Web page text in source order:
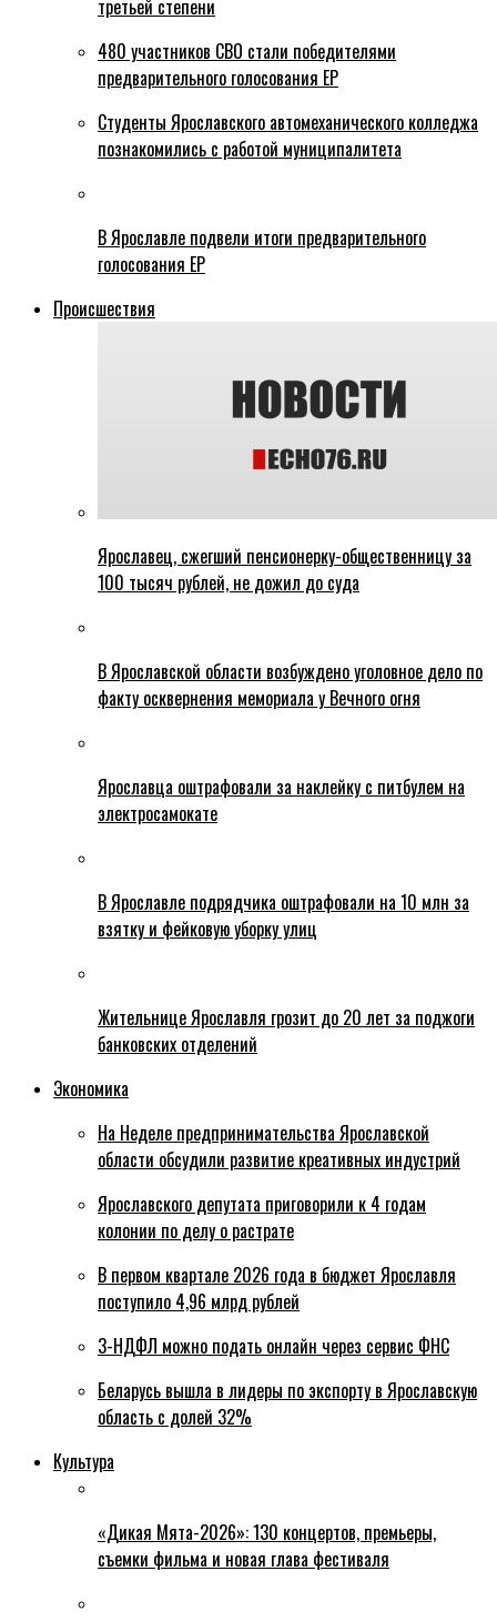
третьей степени
480 участников СВО стали победителями
предварительного голосования ЕР
Студенты Ярославского автомеханического колледжа
познакомились с работой муниципалитета
В Ярославле подвели итоги предварительного
голосования ЕР
Происшествия
Ярославец, сжегший пенсионерку-общественницу за
100 тысяч рублей, не дожил до суда
В Ярославской области возбуждено уголовное дело по
факту осквернения мемориала у Вечного огня
Ярославца оштрафовали за наклейку с питбулем на
электросамокате
В Ярославле подрядчика оштрафовали на 10 млн за
взятку и фейковую уборку улиц
Жительнице Ярославля грозит до 20 лет за поджоги
банковских отделений
Экономика
На Неделе предпринимательства Ярославской
области обсудили развитие креативных индустрий
Ярославского депутата приговорили к 4 годам
колонии по делу о растрате
В первом квартале 2026 года в бюджет Ярославля
поступило 4,96 млрд рублей
3-НДФЛ можно подать онлайн через сервис ФНС
Беларусь вышла в лидеры по экспорту в Ярославскую
область с долей 32%
Культура
«Дикая Мята-2026»: 130 концертов, премьеры,
съемки фильма и новая глава фестиваля